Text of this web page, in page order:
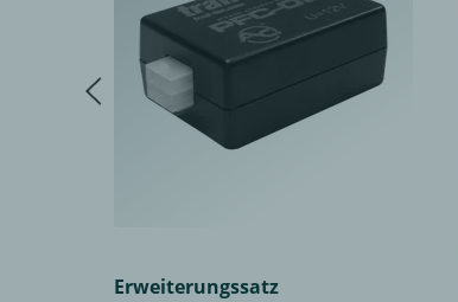
Erweiterungssatz